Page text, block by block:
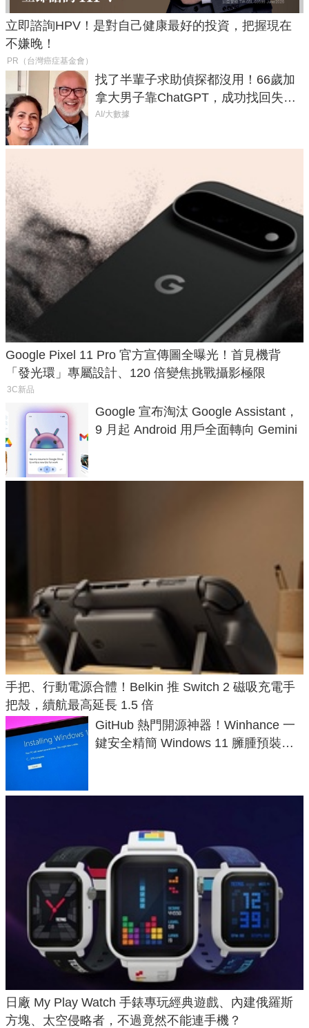
立即諮詢HPV！是對自己健康最好的投資，把握現在
不嫌晚！
PR（台灣癌症基金會）
找了半輩子求助偵探都沒用！66歲加
拿大男子靠ChatGPT，成功找回失散
50年家人
AI/大數據
Google Pixel 11 Pro 官方宣傳圖全曝光！首見機背
「發光環」專屬設計、120 倍變焦挑戰攝影極限
3C新品
Google 宣布淘汰 Google Assistant，
9 月起 Android 用戶全面轉向 Gemini
手把、行動電源合體！Belkin 推 Switch 2 磁吸充電手
把殼，續航最高延長 1.5 倍
GitHub 熱門開源神器！Winhance 一
鍵安全精簡 Windows 11 臃腫預裝軟
日廠 My Play Watch 手錶專玩經典遊戲、內建俄羅斯
方塊、太空侵略者，不過竟然不能連手機？